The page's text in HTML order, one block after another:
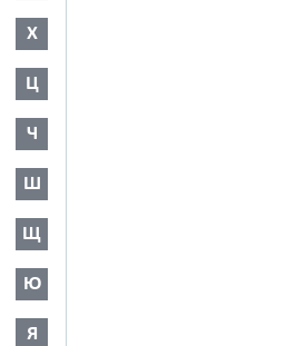
Х
Ц
Ч
Ш
Щ
Ю
Я